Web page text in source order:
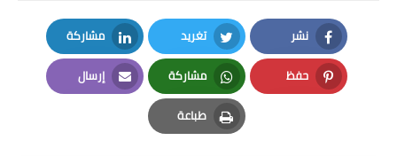
نشر
Facebook
تغريد
Twitter
مشاركة
LinkedIn
حفظ
Pinterest
مشاركة
Whatsapp
إرسال
Email
طباعة
Print